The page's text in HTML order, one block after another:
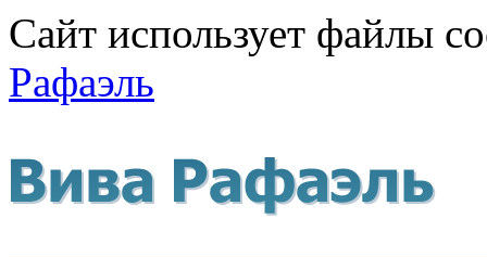
Сайт использует файлы
Рафаэль